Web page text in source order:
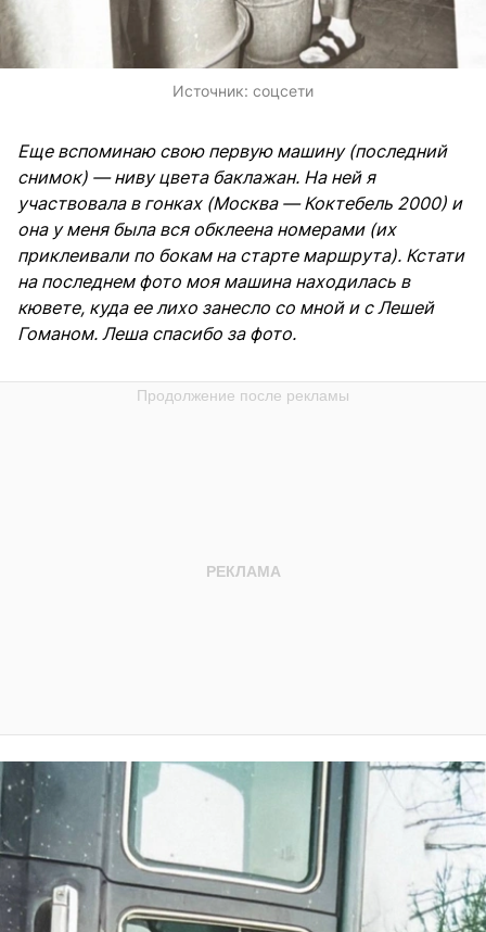
Источник: соцсети
Еще вспоминаю свою первую машину (последний
снимок) — ниву цвета баклажан. На ней я
участвовала в гонках (Москва — Коктебель 2000) и
она у меня была вся обклеена номерами (их
приклеивали по бокам на старте маршрута). Кстати
на последнем фото моя машина находилась в
кювете, куда ее лихо занесло со мной и с Лешей
Гоманом. Леша спасибо за фото.